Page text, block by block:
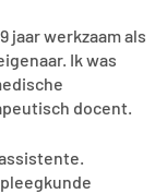
jaar werkzaam als
Ik was
docent.